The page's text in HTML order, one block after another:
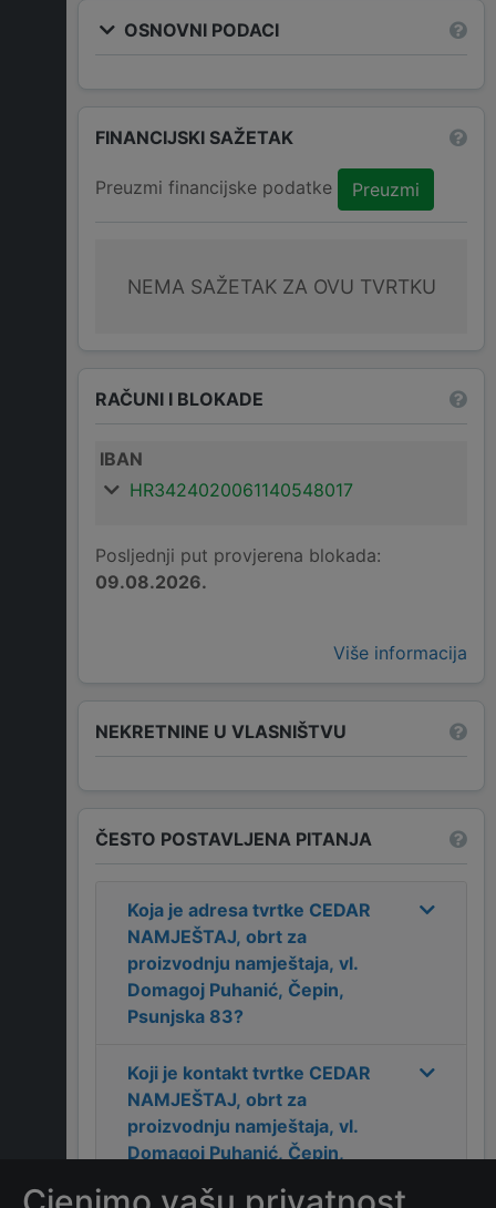
OSNOVNI PODACI
FINANCIJSKI SAŽETAK
Preuzmi financijske podatke Preuzmi
NEMA SAŽETAK ZA OVU TVRTKU
RAČUNI I BLOKADE
IBAN
HR3424020061140548017
Posljednji put provjerena blokada:
09.08.2026.
Više informacija
NEKRETNINE U VLASNIŠTVU
ČESTO POSTAVLJENA PITANJA
Koja je adresa tvrtke CEDAR
NAMJEŠTAJ, obrt za
proizvodnju namještaja, vl.
Domagoj Puhanić, Čepin,
Psunjska 83?
Koji je kontakt tvrtke CEDAR
NAMJEŠTAJ, obrt za
proizvodnju namještaja, vl.
Domagoj Puhanić, Čepin,